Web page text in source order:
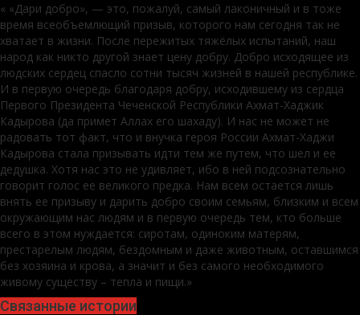
« «Дари добро», — это, пожалуй, самый лаконичный и в тоже
время всеобъемлющий призыв, которого нам сегодня так не
хватает в жизни. Поcле пережитых тяжёлых испытаний, наш
народ как никто другой знает цену добру. Добро исходящее из
людских сердец спасло сотни тысяч жизней в нашей республике.
И в первую очередь благодаря добру, исходившему из сердца
Первого Президента Чеченской Республики Ахмат-Хаджик
Кадырова (да примет Аллах его шахаду). И нас не может не
радовать тот факт, что и внучка героя России Ахмат-Хаджи
Кадырова стала призывать идти тем же путем, что шел и ее
дедушка. Хотя нас это не удивляет, ибо в ней подсознательно
говорит голос ее великого предка. Нам всем остается лишь
внять ее призыву и дарить добро своим семьям, близким и всем
окружающим нас людям и в первую очередь тем, кто больше
всего в этом нуждается: сиротам, одиноким матерям,
престарелым людям, бездомным и даже животным, оставшимся
без хозяина и крова, а значит и без самого необходимого
живому существу – тепла и пищи.»
Связанные истории